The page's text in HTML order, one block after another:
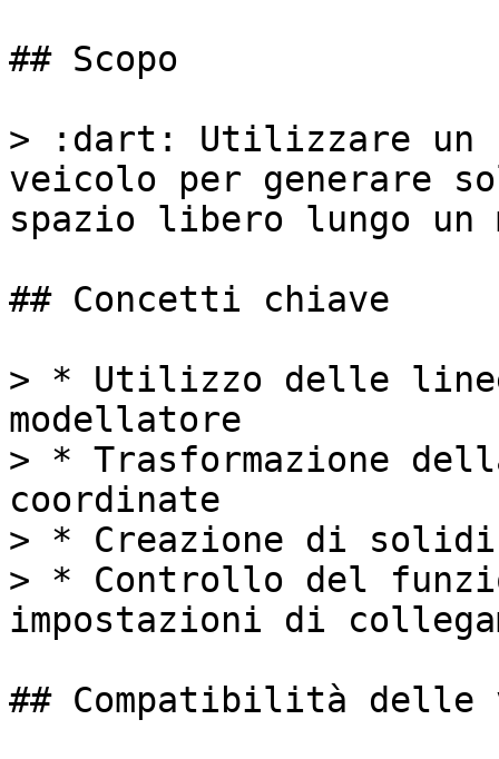
## Scopo
> :dart: Utilizzare un
veicolo per generare
spazio libero lungo un
## Concetti chiave
> * Utilizzo delle
modellatore
> * Trasformazione
coordinate
> * Creazione di
> * Controllo del
impostazioni di
## Compatibilità delle